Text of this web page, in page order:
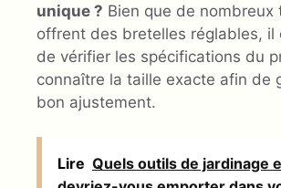
unique ? Bien que de nombreux
offrent des bretelles réglables, il
de vérifier les spécifications du
connaître la taille exacte afin de
bon ajustement.
Lire Quels outils de jardinage